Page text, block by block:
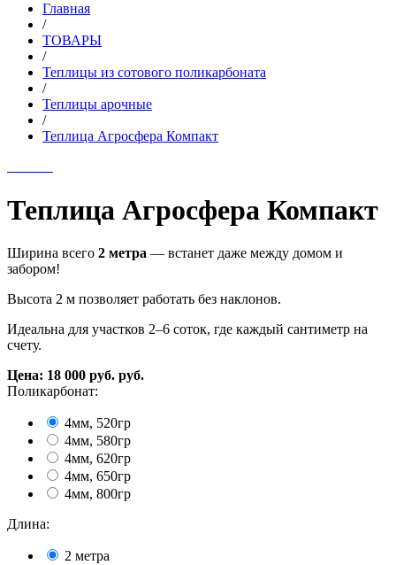
Главная
/
ТОВАРЫ
/
Теплицы из сотового поликарбоната
/
Теплицы арочные
/
Теплица Агросфера Компакт
Теплица Агросфера Компакт
Ширина всего 2 метра — встанет даже между домом и
забором!
Высота 2 м позволяет работать без наклонов.
Идеальна для участков 2–6 соток, где каждый сантиметр на
счету.
Цена: 18 000 руб. руб.
Поликарбонат:
4мм, 520гр
4мм, 580гр
4мм, 620гр
4мм, 650гр
4мм, 800гр
Длина:
2 метра